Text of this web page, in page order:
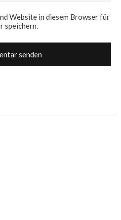
Website in diesem Browser für
speichern.